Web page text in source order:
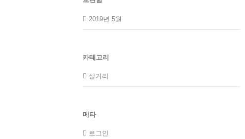
2019년 5월
카테고리
살거리
메타
로그인